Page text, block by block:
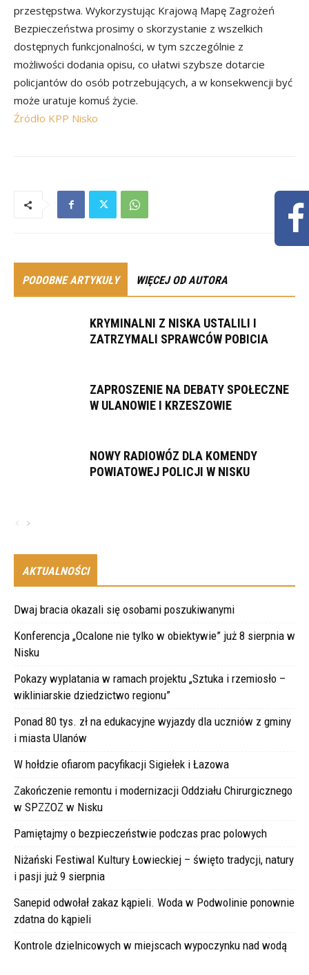
przestępstwa. Wykorzystując Krajową Mapę Zagrożeń
Bezpieczeństwa prosimy o skorzystanie z wszelkich
dostępnych funkcjonalności, w tym szczególnie z
możliwości dodania opisu, co ułatwi szybsze dotarcie
policjantów do osób potrzebujących, a w konsekwencji być
może uratuje komuś życie.
Źródło KPP Nisko
PODOBNE ARTYKUŁY WIĘCEJ OD AUTORA
KRYMINALNI Z NISKA USTALILI I
ZATRZYMALI SPRAWCÓW POBICIA
ZAPROSZENIE NA DEBATY SPOŁECZNE
W ULANOWIE I KRZESZOWIE
NOWY RADIOWÓZ DLA KOMENDY
POWIATOWEJ POLICJI W NISKU
AKTUALNOŚCI
Dwaj bracia okazali się osobami poszukiwanymi
Konferencja „Ocalone nie tylko w obiektywie” już 8 sierpnia w
Nisku
Pokazy wyplatania w ramach projektu „Sztuka i rzemiosło –
wikliniarskie dziedzictwo regionu”
Ponad 80 tys. zł na edukacyjne wyjazdy dla uczniów z gminy
i miasta Ulanów
W hołdzie ofiarom pacyfikacji Sigiełek i Łazowa
Zakończenie remontu i modernizacji Oddziału Chirurgicznego
w SPZZOZ w Nisku
Pamiętajmy o bezpieczeństwie podczas prac polowych
Niżański Festiwal Kultury Łowieckiej – święto tradycji, natury
i pasji już 9 sierpnia
Sanepid odwołał zakaz kąpieli. Woda w Podwolinie ponownie
zdatna do kąpieli
Kontrole dzielnicowych w miejscach wypoczynku nad wodą